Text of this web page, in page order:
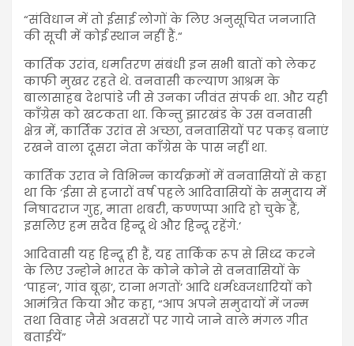
“संविधान में तो ईसाई लोगों के लिए अनुसूचित जनजाति
की सूची में कोई स्थान नहीं हैं.“
कार्तिक उरांव, धर्मांतरण संबंधी इन सभी बातों को लेकर
काफी मुखर रहते थे. वनवासी कल्याण आश्रम के
बालासाहब देशपांडे जी से उनका जीवंत संपर्क था. और यही
काँग्रेस को खटकता था. किन्तु झारखंड के उस वनवासी
क्षेत्र में, कार्तिक उरांव से अच्छा, वनवासियों पर पकड़ बनाएं
रखने वाला दूसरा नेता काँग्रेस के पास नहीं था.
कार्तिक उराव ने विभिन्न कार्यक्रमों में वनवासियों से कहा
था कि ‘ईसा से हजारों वर्ष पहले आदिवासियों के समुदाय में
निषादराज गुह, माता शबरी, कण्णप्पा आदि हो चुके हैं,
इसलिए हम सदैव हिन्दू थे और हिन्दू रहेंगे.‘
आदिवासी यह हिन्दू ही हैं, यह तार्किक रूप से सिध्द करने
के लिए उन्होने भारत के कोने कोने से वनवासियों के
‘पाहन’, गांव बूढ़ा’, टाना भगतों’ आदि धर्मध्वजधारियों को
आमंत्रित किया और कहा, “आप अपने समुदायों में जन्म
तथा विवाह जैसे अवसरों पर गाये जाने वाले मंगल गीत
बताईयें”